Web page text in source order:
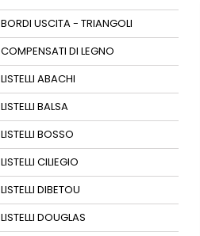
BORDI USCITA - TRIANGOLI
COMPENSATI DI LEGNO
LISTELLI ABACHI
LISTELLI BALSA
LISTELLI BOSSO
LISTELLI CILIEGIO
LISTELLI DIBETOU
LISTELLI DOUGLAS